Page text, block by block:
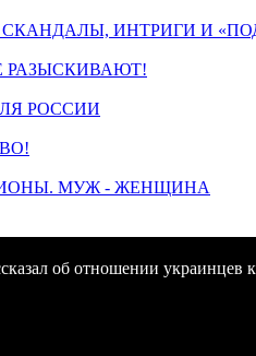
ИНТРИГИ И
РАЗЫСКИВАЮТ!
РОССИИ
МУЖ - ЖЕНЩИНА
об отношении украинцев